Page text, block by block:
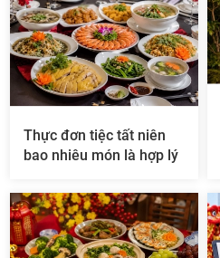
Thực đơn tiệc tất niên
bao nhiêu món là hợp lý